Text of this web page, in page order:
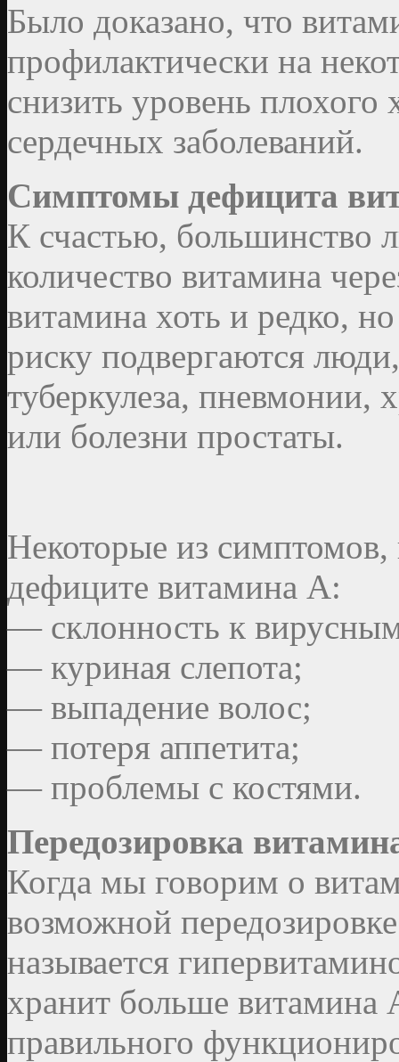
Было доказано, что
профилактически на
снизить уровень
сердечных заболеваний.
Симптомы дефицита
К счастью, большинство
количество витамина
витамина хоть и редко,
риску подвергаются
туберкулеза, пневмонии,
или болезни простаты.
Некоторые из
дефиците витамина А:
— склонность к
— куриная слепота;
— выпадение волос;
— потеря аппетита;
— проблемы с костями.
Передозировка
Когда мы говорим о
возможной
называется
хранит больше витамина
правильного